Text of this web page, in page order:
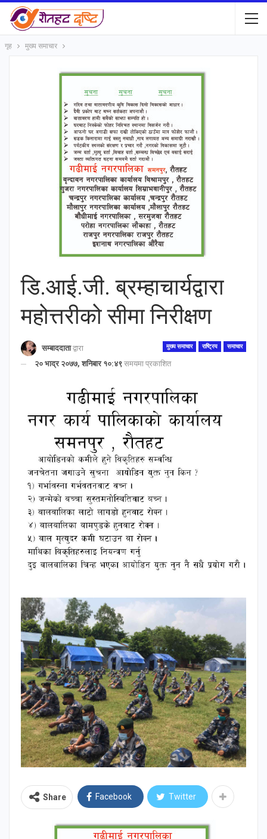
गृह मुख्य समाचार
डि.आई.जी. ब्रम्हाचार्यद्वारा
महोत्तरीको सीमा निरीक्षण
मुख्य समाचार राष्ट्रिय समाचार
सम्बाददाताद्वारा
२० भाद्र २०७७, शनिबार १०:४९ समयमा प्रकाशित
Share Facebook Twitter